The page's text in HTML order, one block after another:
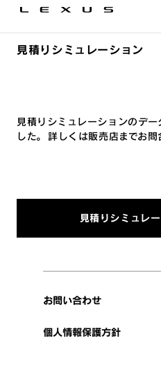
見積りシミュレーション
見積りシミュレーションのデ
した。 詳しくは販売店までお問
見積りシミュレ
お問い合わせ
個人情報保護方針